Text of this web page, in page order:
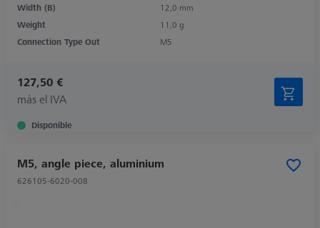
Width (B)
12,0 mm
Weight
11,0 g
Connection Type Out
M5
127,50 €
más el IVA
Disponible
M5, angle piece, aluminium
626105-6020-008